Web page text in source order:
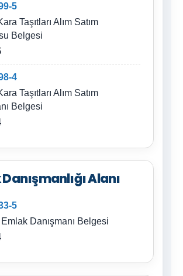
5
Taşıtları Alım Satım
Belgesi
4
Taşıtları Alım Satım
Belgesi
Alanı
5
Danışmanı Belgesi